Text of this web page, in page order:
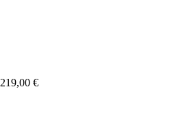
219,00 €